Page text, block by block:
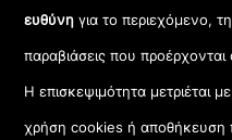
ευθύνη για το περιεχόμενο,
παραβιάσεις που προέρχονται
Η επισκεψιμότητα μετριέται
χρήση cookies ή